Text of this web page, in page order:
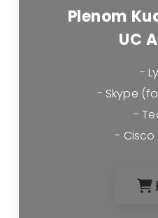
Plenom
UC
-
- Skype
-
-